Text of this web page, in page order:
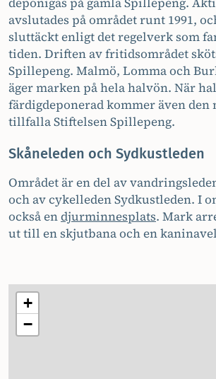
avslutades på området runt 1991,
sluttäckt enligt det regelverk som
tiden. Driften av fritidsområdet
Spillepeng. Malmö, Lomma och
äger marken på hela halvön. När
färdigdeponerad kommer även den
tillfalla Stiftelsen Spillepeng.
Skåneleden och Sydkustleden
Området är en del av
och av cykelleden Sydkustleden. I
också endjurminnesplats. Mark
ut till en skjutbana och en
+
−